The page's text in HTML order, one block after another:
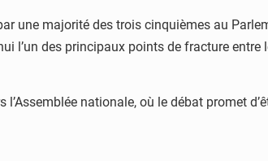
une majorité des trois cinquièmes au
l’un des principaux points de fracture
nationale, où le débat promet